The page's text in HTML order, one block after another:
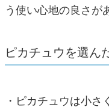
う使い心地の良さが
ピカチュウを選ん
・ピカチュウは小